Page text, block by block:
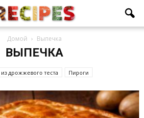
Домой Выпечка
ВЫПЕЧКА
дрожжевого теста Пироги